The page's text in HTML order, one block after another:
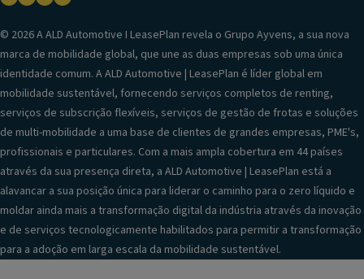
© 2026 A ALD Automotive I LeasePlan revela o Grupo Ayvens, a sua nova
marca de mobilidade global, que une as duas empresas sob uma única
identidade comum. A ALD Automotive | LeasePlan é líder global em
mobilidade sustentável, fornecendo serviços completos de renting,
serviços de subscrição flexíveis, serviços de gestão de frotas e soluções
de multi-mobilidade a uma base de clientes de grandes empresas, PME's,
profissionais e particulares. Com a mais ampla cobertura em 44 países
através da sua presença direta, a ALD Automotive | LeasePlan está a
alavancar a sua posição única para liderar o caminho para o zero líquido e
moldar ainda mais a transformação digital da indústria através da inovação
e de serviços tecnologicamente habilitados para permitir a transformação
para a adoção em larga escala da mobilidade sustentável.